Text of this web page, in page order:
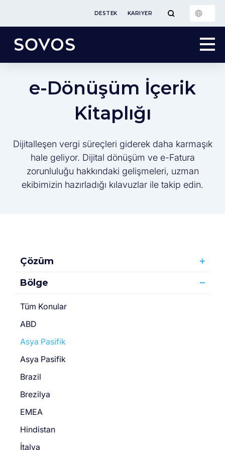
DESTEK KARIYER
e-Dönüşüm İçerik
Kitaplığı
Dijitalleşen vergi süreçleri giderek daha karmaşık
hale geliyor. Dijital dönüşüm ve e-Fatura
zorunluluğu hakkındaki gelişmeleri, uzman
ekibimizin hazırladığı kılavuzlar ile takip edin.
Çözüm
Bölge
Tüm Konular
ABD
Asya Pasifik
Asya Pasifik
Brazil
Brezilya
EMEA
Hindistan
İtalya